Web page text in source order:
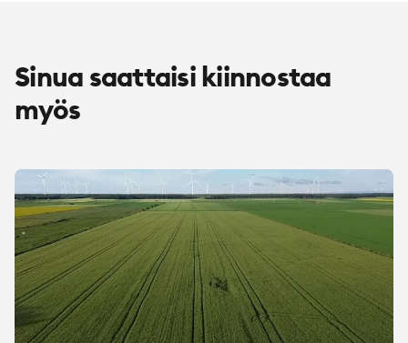
Sinua saattaisi kiinnostaa
myös